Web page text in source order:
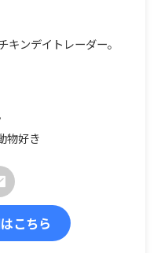
ンデイトレーダー。
物好き
こちら